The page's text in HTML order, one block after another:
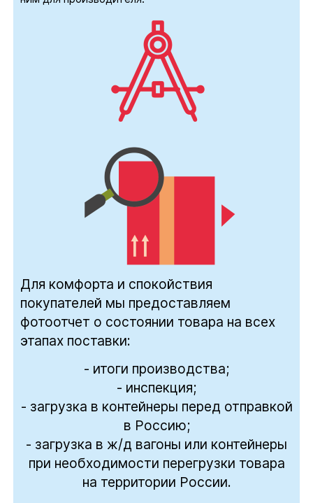
Для комфорта и спокойствия
покупателей мы предоставляем
фотоотчет о состоянии товара на всех
этапах поставки:
- итоги производства;
- инспекция;
- загрузка в контейнеры перед отправкой
в Россию;
- загрузка в ж/д вагоны или контейнеры
при необходимости перегрузки товара
на территории России.